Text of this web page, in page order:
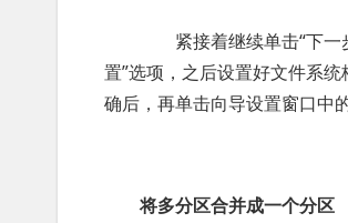
紧接着继续单击“下一
置”选项，之后设置好文件系
确后，再单击向导设置窗口中
将多分区合并成一个分区